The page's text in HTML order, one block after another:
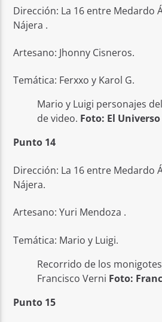
Dirección: La 16 entre Medardo
Nájera .
Artesano: Jhonny Cisneros.
Temática: Ferxxo y Karol G.
Mario y Luigi personajes
de video. Foto: El Universo
Punto 14
Dirección: La 16 entre Medardo
Nájera.
Artesano: Yuri Mendoza .
Temática: Mario y Luigi.
Recorrido de los
Francisco Verni Foto:
Punto 15